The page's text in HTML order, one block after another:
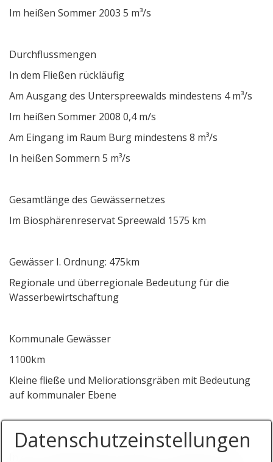
Im heißen Sommer 2003 5 m³/s
Durchflussmengen
In dem Fließen rückläufig
Am Ausgang des Unterspreewalds mindestens 4 m³/s
Im heißen Sommer 2008 0,4 m/s
Am Eingang im Raum Burg mindestens 8 m³/s
In heißen Sommern 5 m³/s
Gesamtlänge des Gewässernetzes
Im Biosphärenreservat Spreewald 1575 km
Gewässer I. Ordnung: 475km
Regionale und überregionale Bedeutung für die
Wasserbewirtschaftung
Kommunale Gewässer
1100km
Kleine fließe und Meliorationsgräben mit Bedeutung
auf kommunaler Ebene
Datenschutzeinstellungen